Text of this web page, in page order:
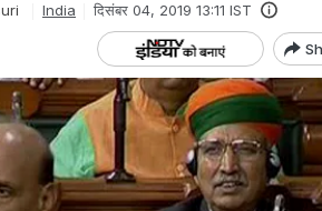
India दिसंबर 04, 2019 13:11 IST